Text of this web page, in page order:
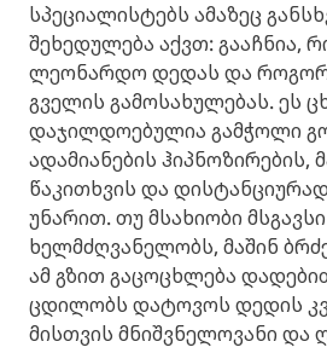
სპეციალისტებს ამაზეც
შეხედულება აქვთ: გააჩნია,
ლეონარდო დედას და როგორ
გველის გამოსახულებას. ეს
დაჯილდოებულია გამჭოლი
ადამიანების ჰიპნოზირების,
წაკითხვის და
უნარით. თუ მსახიობი
ხელმძღვანელობს, მაშინ
ამ გზით გაცოცხლება
ცდილობს დატოვოს დედის
მისთვის მნიშვნელოვანი და